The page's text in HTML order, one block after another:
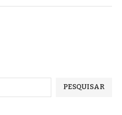
PESQUISAR